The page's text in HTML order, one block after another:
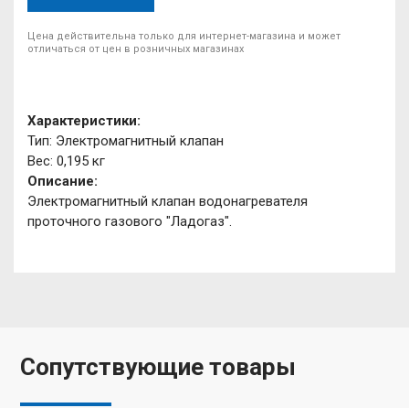
Цена действительна только для интернет-магазина и может
отличаться от цен в розничных магазинах
Характеристики:
Тип: Электромагнитный клапан
Вес: 0,195 кг
Описание:
Электромагнитный клапан водонагревателя
проточного газового "Ладогаз".
Сопутствующие товары